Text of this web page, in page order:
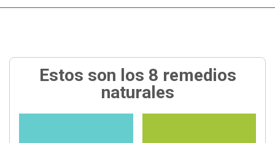
Estos son los 8 remedios
naturales